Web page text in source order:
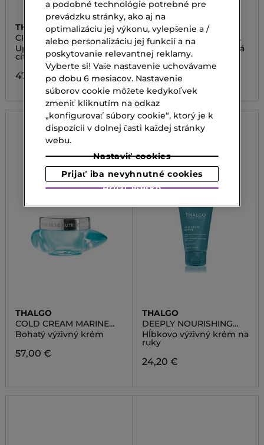
THALGO
CICA MARIN
Upokojujúci krém na
citlivú pleť refill
47,00 €
THALGO
COLD CREAM MARINE
NUTRI COMFORT CREAM
REFILL
Výživný krém. Náhradná
ekologická náplň
47,00 €
THALGO
COLD CREAM MARINE
NUTRI COMFORT RICH
CREAM
Bohatý výživný krém
57,00 €
THALGO
DEEPLY NOURISHING
HAND CREAM
Hĺbkovo výživný krém na
ruky
24,20 €
a podobné technológie potrebné pre
prevádzku stránky, ako aj na
optimalizáciu jej výkonu, vylepšenie a /
alebo personalizáciu jej funkcií a na
poskytovanie relevantnej reklamy.
Vyberte si! Vaše nastavenie uchovávame
po dobu 6 mesiacov. Nastavenie
súborov cookie môžete kedykoľvek
zmeniť kliknutím na odkaz
„konfigurovať súbory cookie“, ktorý je k
dispozícii v dolnej časti každej stránky
webu.
Nastaviť cookies
Prijať iba nevyhnutné cookies
Prijať všetko